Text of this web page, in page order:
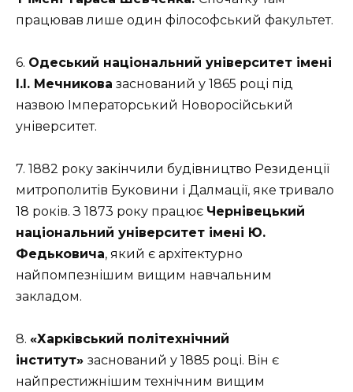
працював лише один філософський факультет.
6. Одеський національний університет імені
І.І. Мечникова заснований у 1865 році під
назвою Імператорський Новоросійський
університет.
7. 1882 року закінчили будівництво Резиденції
митрополитів Буковини і Далмації, яке тривало
18 років. З 1873 року працює Чернівецький
національний університет імені Ю.
Федьковича, який є архітектурно
найпомпезнішим вищим навчальним
закладом.
8. «Харківський політехнічний
інститут» заснований у 1885 році. Він є
найпрестижнішим технічним вищим